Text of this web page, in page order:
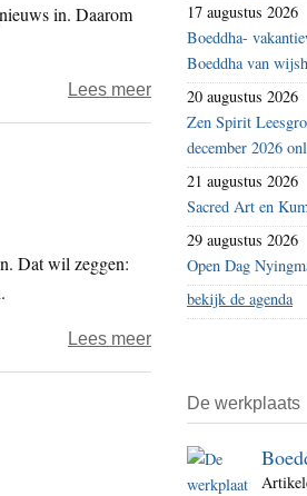
in. Daarom
Lees meerover
Reacties
bloemkolen
Dat wil zeggen:
Lees meerover
reacties
17 augustus 2026
Boeddha-
Boeddha van
20 augustus 2026
Zen Spirit
december 2026
21 augustus 2026
Sacred Art en
29 augustus 2026
Open Dag
bekijk de agenda
De werkplaats